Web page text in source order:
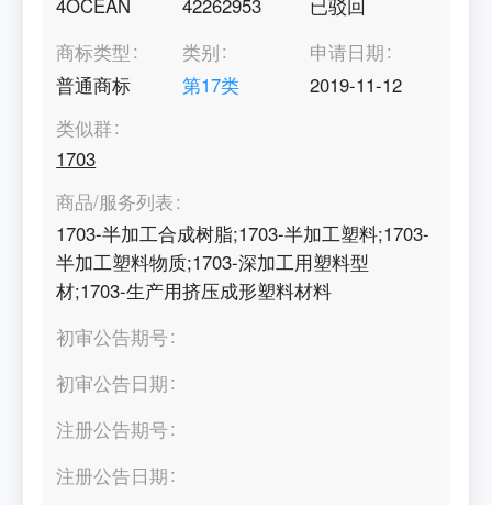
4OCEAN
42262953
已驳回
商标类型
普通商标
类别
第17类
申请日期
2019-11-12
类似群
1703
商品/服务列表
1703-半加工合成树脂;1703-半加工塑料;1703-
半加工塑料物质;1703-深加工用塑料型
材;1703-生产用挤压成形塑料材料
初审公告期号
初审公告日期
注册公告期号
注册公告日期